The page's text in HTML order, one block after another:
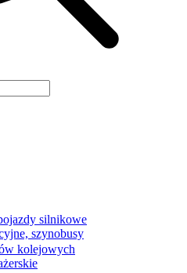
silnikowe
szynobusy
kolejowych